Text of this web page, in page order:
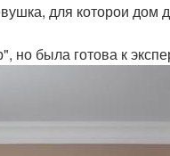
для которои дом
но была готова к